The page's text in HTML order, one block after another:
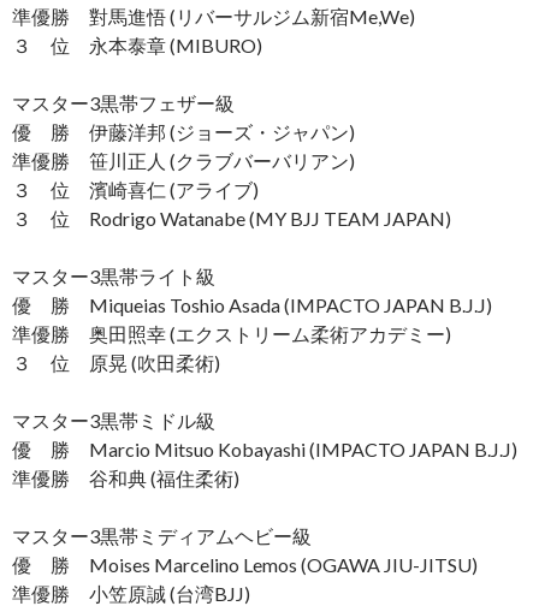
準優勝 對馬進悟 (リバーサルジム新宿Me,We)
３ 位 永本泰章 (MIBURO)
マスター3黒帯フェザー級
優 勝 伊藤洋邦 (ジョーズ・ジャパン)
準優勝 笹川正人 (クラブバーバリアン)
３ 位 濱崎喜仁 (アライブ)
３ 位 Rodrigo Watanabe (MY BJJ TEAM JAPAN)
マスター3黒帯ライト級
優 勝 Miqueias Toshio Asada (IMPACTO JAPAN B.J.J)
準優勝 奥田照幸 (エクストリーム柔術アカデミー)
３ 位 原晃 (吹田柔術)
マスター3黒帯ミドル級
優 勝 Marcio Mitsuo Kobayashi (IMPACTO JAPAN B.J.J)
準優勝 谷和典 (福住柔術)
マスター3黒帯ミディアムヘビー級
優 勝 Moises Marcelino Lemos (OGAWA JIU-JITSU)
準優勝 小笠原誠 (台湾BJJ)